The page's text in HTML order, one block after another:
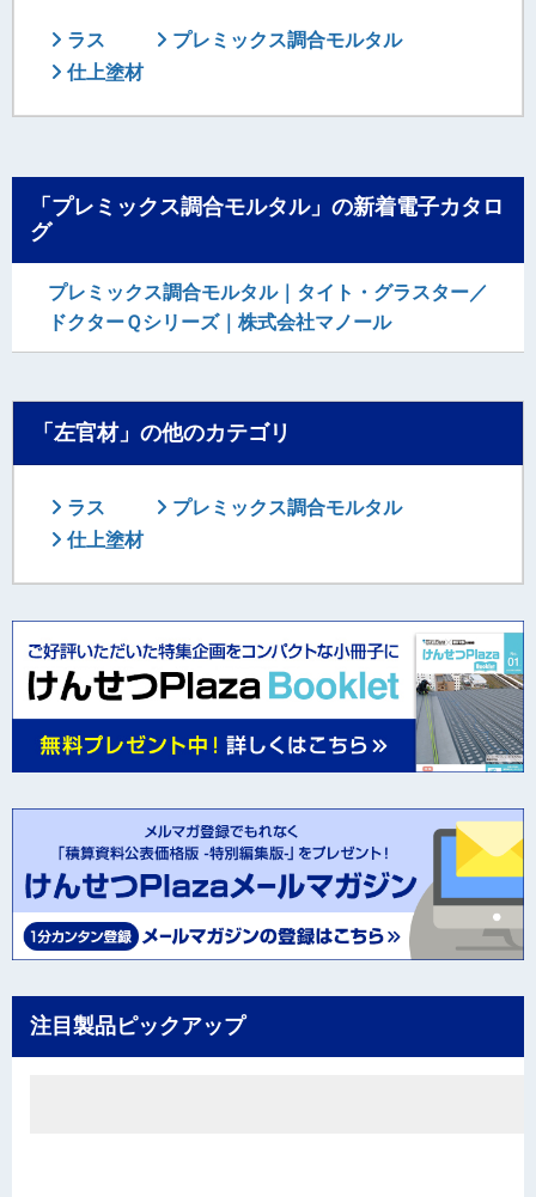
ラス
プレミックス調合モルタル
仕上塗材
「プレミックス調合モルタル」の新着電子カタロ
グ
プレミックス調合モルタル｜タイト・グラスター／
ドクターＱシリーズ｜株式会社マノール
「左官材」の他のカテゴリ
ラス
プレミックス調合モルタル
仕上塗材
注目製品ピックアップ